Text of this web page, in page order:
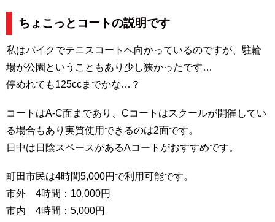
ちょこっとコートの説明です
私はバイクでテニスコートへ向かっているのですが、駐輪
場が公園ということもあり少し狭かったです…
停めれても125ccまでかな…？
コートはA-C面まであり、Cコートはスクールが開催してい
る場合もあり実質使用できるのは2面です。
日中は日陰スペースがあるAコートがおすすめです。
町田市民は4時間5,000円で利用可能です。
市外 4時間：10,000円
市内 4時間：5,000円